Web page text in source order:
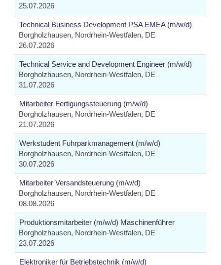
25.07.2026
Technical Business Development PSA EMEA (m/w/d)
Borgholzhausen, Nordrhein-Westfalen, DE
26.07.2026
Technical Service and Development Engineer (m/w/d)
Borgholzhausen, Nordrhein-Westfalen, DE
31.07.2026
Mitarbeiter Fertigungssteuerung (m/w/d)
Borgholzhausen, Nordrhein-Westfalen, DE
21.07.2026
Werkstudent Fuhrparkmanagement (m/w/d)
Borgholzhausen, Nordrhein-Westfalen, DE
30.07.2026
Mitarbeiter Versandsteuerung (m/w/d)
Borgholzhausen, Nordrhein-Westfalen, DE
08.08.2026
Produktionsmitarbeiter (m/w/d) Maschinenführer
Borgholzhausen, Nordrhein-Westfalen, DE
23.07.2026
Elektroniker für Betriebstechnik (m/w/d)